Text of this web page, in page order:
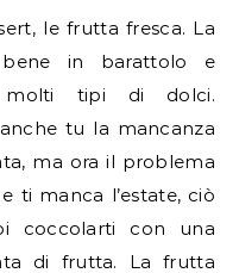
le frutta fresca. La
in barattolo e
molti tipi di dolci.
tu la mancanza
ma ora il problema
ti manca l’estate, ciò
coccolarti con una
di frutta. La frutta